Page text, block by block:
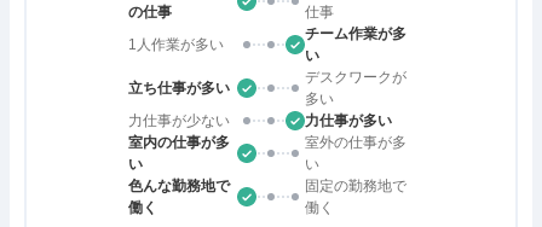
の仕事
仕事
1人作業が多い
チーム作業が多
い
立ち仕事が多い
デスクワークが
多い
力仕事が少ない
力仕事が多い
室内の仕事が多
い
室外の仕事が多
い
色んな勤務地で
働く
固定の勤務地で
働く